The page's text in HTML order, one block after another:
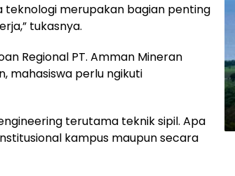
teknologi merupakan bagian penting
tukasnya.
Regional PT. Amman Mineran
mahasiswa perlu ngikuti
terutama teknik sipil. Apa
kampus maupun secara